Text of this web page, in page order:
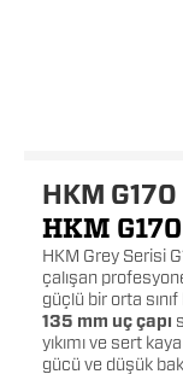
HKM G170
HKM
HKM Grey Serisi
çalışan
güçlü bir orta sınıf
135 mm uç çapı
yıkımı ve sert
gücü ve düşük